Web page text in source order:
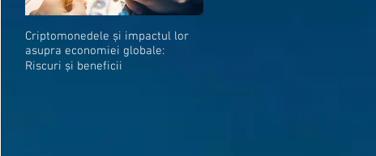
Criptomonedele și impactul lor
asupra economiei globale:
Riscuri și beneficii